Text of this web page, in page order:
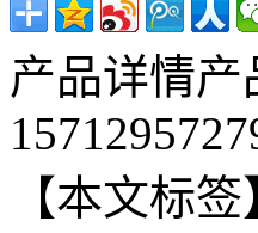
产品详情产
【本文标签